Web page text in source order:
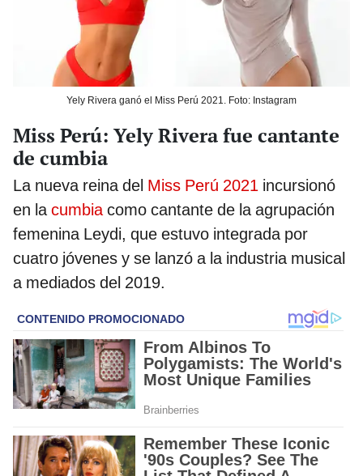
Yely Rivera ganó el Miss Perú 2021. Foto: Instagram
Miss Perú: Yely Rivera fue cantante
de cumbia
La nueva reina del Miss Perú 2021 incursionó
en lacumbiacomo cantante de la agrupación
femenina Leydi, que estuvo integrada por
cuatro jóvenes y se lanzó a la industria musical
a mediados del 2019.